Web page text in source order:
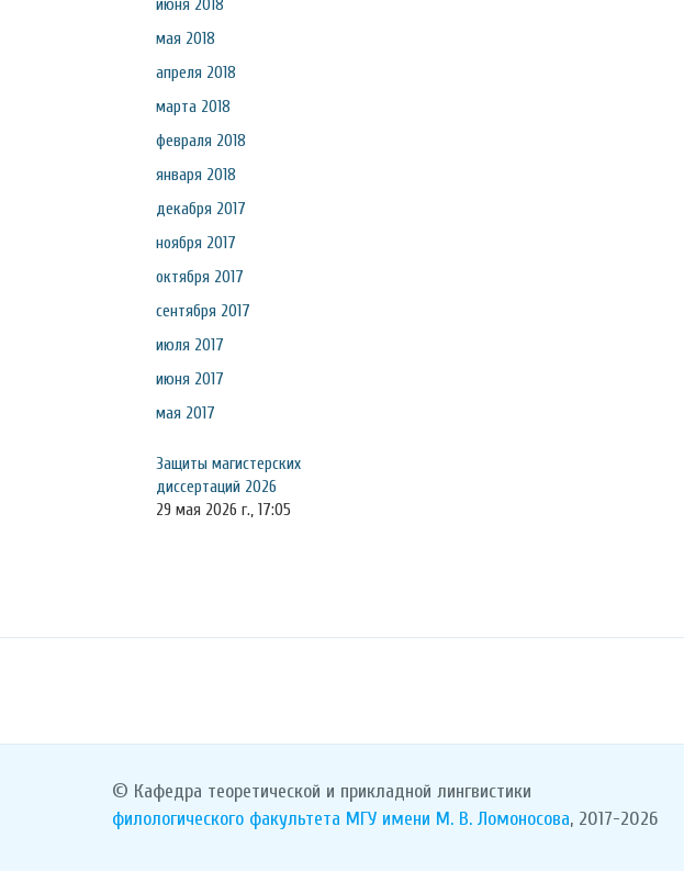
июня 2018
мая 2018
апреля 2018
марта 2018
февраля 2018
января 2018
декабря 2017
ноября 2017
октября 2017
сентября 2017
июля 2017
июня 2017
мая 2017
Защиты магистерских
диссертаций 2026
29 мая 2026 г., 17:05
© Кафедра теоретической и прикладной лингвистики
филологического факультета МГУ имени М. В. Ломоносова, 2017-2026